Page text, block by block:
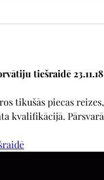
tiešraidē 23.11.18
tikušās piecas
kvalifikācijā.